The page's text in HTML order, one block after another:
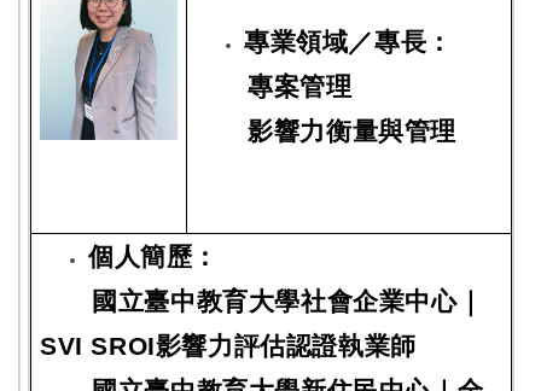
專業領域／專長：
專案管理
影響力衡量與管理
個人簡歷：
國立臺中教育大學社會企業中心｜
SVI SROI影響力評估認證執業師